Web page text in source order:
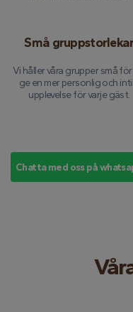
Små
Vi håller våra grupper små
ge en mer personlig och
upplevelse för varje gäst.
Chatta med oss ​​på